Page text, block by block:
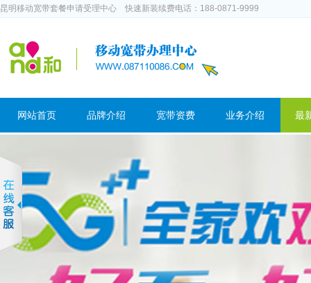
昆明移动宽带套餐申请受理中心 快速新装续费电话：188-0871-9999
网站首页 品牌介绍 宽带资费 业务介绍 最